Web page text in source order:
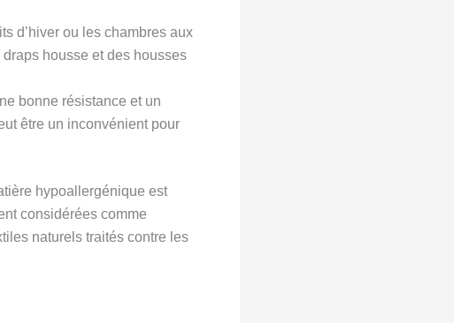
d’hiver ou les chambres aux
housse et des housses
bonne résistance et un
être un inconvénient pour
hypoallergénique est
considérées comme
naturels traités contre les